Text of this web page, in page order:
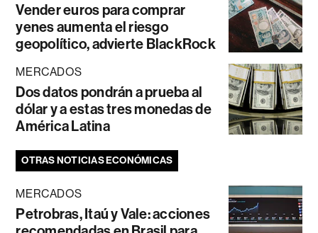
Vender euros para comprar
yenes aumenta el riesgo
geopolítico, advierte BlackRock
MERCADOS
Dos datos pondrán a prueba al
dólar y a estas tres monedas de
América Latina
OTRAS NOTICIAS ECONÓMICAS
MERCADOS
Petrobras, Itaú y Vale: acciones